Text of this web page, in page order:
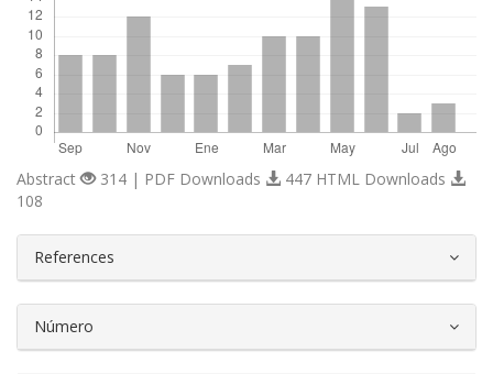
Abstract 314 | PDF Downloads
447 HTML Downloads
108
References
Número